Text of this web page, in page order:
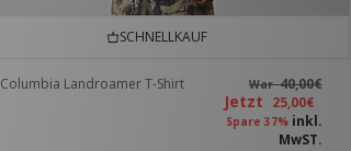
SCHNELLKAUF
Columbia Landroamer T-Shirt War40,00€
Jetzt 25,00€
Spare 37% inkl.
MwST.